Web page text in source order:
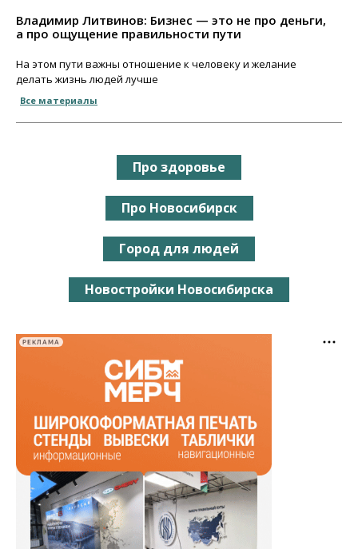
Владимир Литвинов: Бизнес — это не про деньги,
а про ощущение правильности пути
На этом пути важны отношение к человеку и желание
делать жизнь людей лучше
Все материалы
Про здоровье
Про Новосибирск
Город для людей
Новостройки Новосибирска
РЕКЛАМА